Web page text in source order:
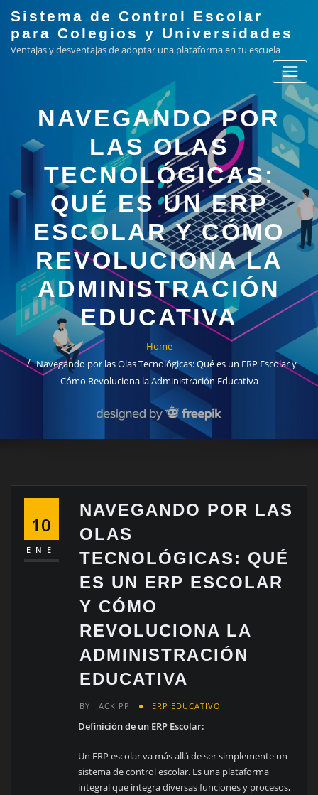
content
Sistema de Control Escolar
para Colegios y Universidades
Ventajas y desventajas de adoptar una plataforma en tu escuela
NAVEGANDO POR
LAS OLAS
TECNOLÓGICAS:
QUÉ ES UN ERP
ESCOLAR Y CÓMO
REVOLUCIONA LA
ADMINISTRACIÓN
EDUCATIVA
Home
Navegando por las Olas Tecnológicas: Qué es un ERP Escolar y
Cómo Revoluciona la Administración Educativa
10
ENE
NAVEGANDO POR LAS
OLAS
TECNOLÓGICAS: QUÉ
ES UN ERP ESCOLAR
Y CÓMO
REVOLUCIONA LA
ADMINISTRACIÓN
EDUCATIVA
BY JACK PP ERP EDUCATIVO
Definición de un ERP Escolar:
Un ERP escolar va más allá de ser simplemente un
sistema de control escolar. Es una plataforma
integral que integra diversas funciones y procesos,